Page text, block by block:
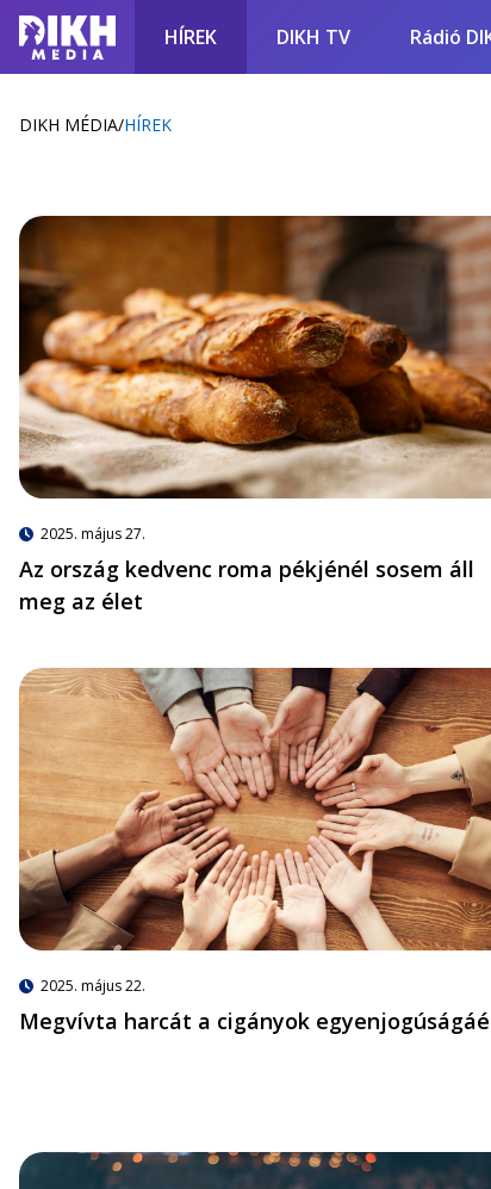
HÍREK DIKH TV Rádió
DIKH MÉDIA/HÍREK
2025. május 27.
Az ország kedvenc roma pékjénél sosem áll
meg az élet
2025. május 22.
Megvívta harcát a cigányok